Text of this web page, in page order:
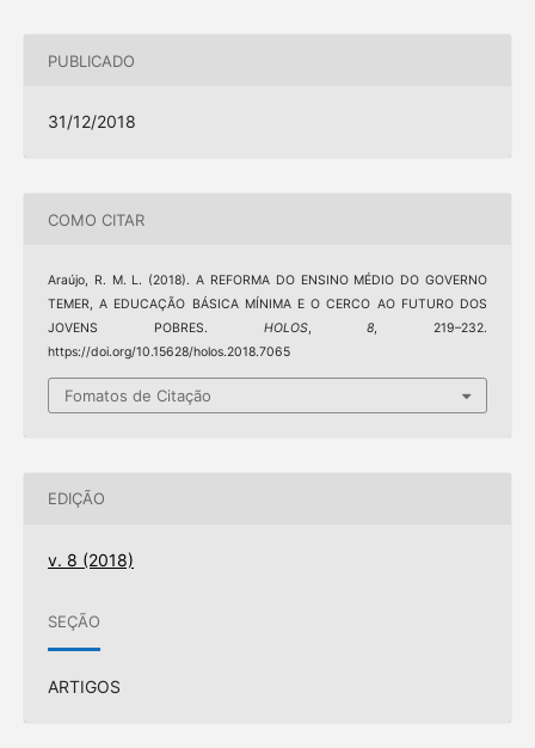
PUBLICADO
31/12/2018
COMO CITAR
Araújo, R. M. L. (2018). A REFORMA DO ENSINO MÉDIO DO GOVERNO
TEMER, A EDUCAÇÃO BÁSICA MÍNIMA E O CERCO AO FUTURO DOS
JOVENS POBRES. HOLOS,8, 219–232.
https://doi.org/10.15628/holos.2018.7065
Fomatos de Citação
EDIÇÃO
v. 8 (2018)
SEÇÃO
ARTIGOS